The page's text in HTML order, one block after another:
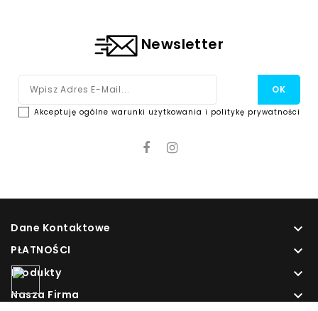
Newsletter
Akceptuję ogólne warunki użytkowania i politykę prywatności
Dane Kontaktowe 
PŁATNOŚCI 
Produkty 
Nasza Firma 